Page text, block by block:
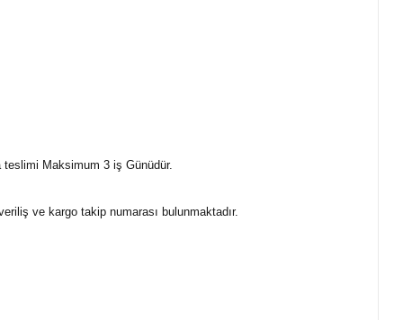
Maksimum 3 iş Günüdür.
ve kargo takip numarası bulunmaktadır.